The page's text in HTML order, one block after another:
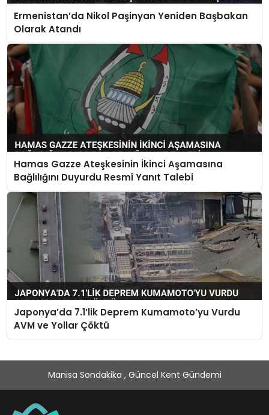
Ermenistan’da Nikol Paşinyan Yeniden Başbakan
Olarak Atandı
Hamas Gazze Ateşkesinin İkinci Aşamasına
Bağlılığını Duyurdu Resmî Yanıt Talebi
Japonya’da 7.1’lik Deprem Kumamoto’yu Vurdu
AVM ve Yollar Çöktü
Manisa Sondakika , Güncel Kent Gündemi